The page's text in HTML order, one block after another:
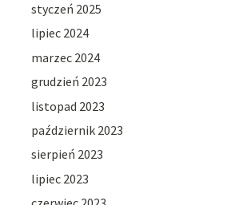
styczeń 2025
lipiec 2024
marzec 2024
grudzień 2023
listopad 2023
październik 2023
sierpień 2023
lipiec 2023